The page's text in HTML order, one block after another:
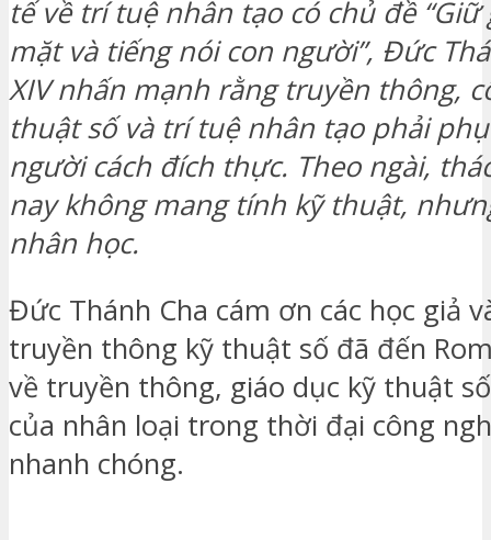
tế về trí tuệ nhân tạo có chủ đề
mặt và tiếng nói con người”, Đức
XIV nhấn mạnh rằng truyền thông,
thuật số và trí tuệ nhân tạo phải
người cách đích thực. Theo ngài,
nay không mang tính kỹ thuật,
nhân học.
Đức Thánh Cha cám ơn các học giả
truyền thông kỹ thuật số đã đến
về truyền thông, giáo dục kỹ thuật
của nhân loại trong thời đại công
nhanh chóng.